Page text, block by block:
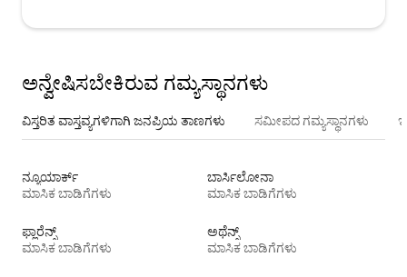
ಅನ್ವೇಷಿಸಬೇಕಿರುವ ಗಮ್ಯಸ್ಥಾನಗಳು
ವಿಸ್ತರಿತ ವಾಸ್ತವ್ಯಗಳಿಗಾಗಿ ಜನಪ್ರಿಯ ತಾಣಗಳು ಸಮೀಪದ ಗಮ್ಯಸ್ಥಾನಗಳು
ನ್ಯೂಯಾರ್ಕ್
ಮಾಸಿಕ ಬಾಡಿಗೆಗಳು
ಬಾರ್ಸಿಲೋನಾ
ಮಾಸಿಕ ಬಾಡಿಗೆಗಳು
ಫ್ಲಾರೆನ್ಸ್
ಮಾಸಿಕ ಬಾಡಿಗೆಗಳು
ಅಥೆನ್ಸ್
ಮಾಸಿಕ ಬಾಡಿಗೆಗಳು